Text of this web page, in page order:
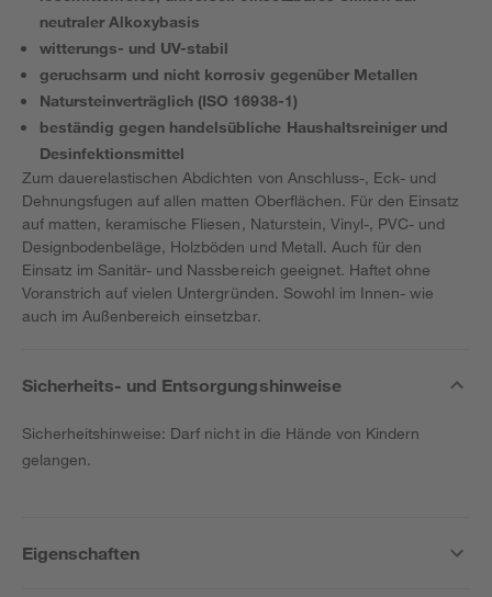
neutraler Alkoxybasis
witterungs- und UV-stabil
geruchsarm und nicht korrosiv gegenüber Metallen
Natursteinverträglich (ISO 16938-1)
beständig gegen handelsübliche Haushaltsreiniger und
Desinfektionsmittel
Zum dauerelastischen Abdichten von Anschluss-, Eck- und
Dehnungsfugen auf allen matten Oberflächen. Für den Einsatz
auf matten, keramische Fliesen, Naturstein, Vinyl-, PVC- und
Designbodenbeläge, Holzböden und Metall. Auch für den
Einsatz im Sanitär- und Nassbereich geeignet. Haftet ohne
Voranstrich auf vielen Untergründen. Sowohl im Innen- wie
auch im Außenbereich einsetzbar.
Sicherheits- und Entsorgungshinweise
Sicherheitshinweise: Darf nicht in die Hände von Kindern
gelangen.
Eigenschaften